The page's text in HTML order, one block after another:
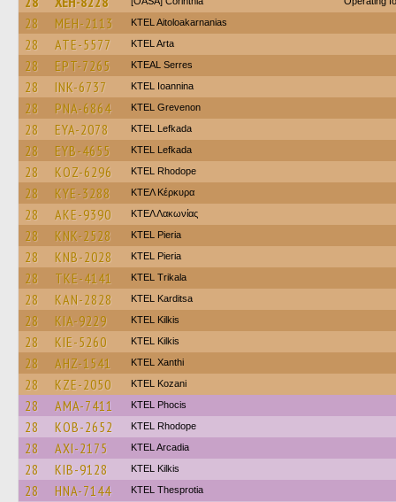
28 MEH-2113 KTEL Aitoloakarnanias
28 ATE-5577 KTEL Arta
28 EPT-7265 KTEAL Serres
28 INK-6737 KTEL Ioannina
28 PNA-6864 ΚΤΕL Grevenon
28 EYA-2078 KTEL Lefkada
28 EYB-4655 KTEL Lefkada
28 KOZ-6296 KTEL Rhodope
28 KYE-3288 ΚΤΕΛ Κέρκυρα
28 AKE-9390 ΚΤΕΛ Λακωνίας
28 KNK-2528 KTEL Pieria
28 KNB-2028 KTEL Pieria
28 TKE-4141 ΚΤΕL Τrikala
28 KAN-2828 ΚΤΕL Karditsa
28 KIA-9229 KTEL Kilkis
28 KIE-5260 KTEL Kilkis
28 AHZ-1541 KTEL Xanthi
28 KZE-2050 ΚΤΕL Kozani
28 AMA-7411 ΚΤΕL Phocis
28 KOB-2652 KTEL Rhodope
28 AXI-2175 KTEL Arcadia
28 KIB-9128 KTEL Kilkis
28 HNA-7144 KTEL Thesprotia